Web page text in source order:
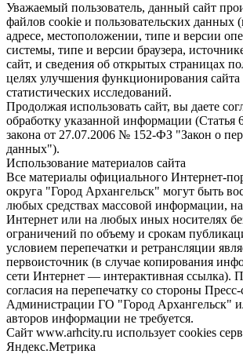
Уважаемый пользователь, данный сайт
файлов cookie и пользовательских
адресе, местоположении, типе и версии
системы, типе и версии браузера,
сайт, и сведения об открытых страницах
целях улучшения функционирования
статистических исследований.
Продолжая использовать сайт, вы даете
обработку указанной информации (Статья
закона от 27.07.2006 № 152-ФЗ "Закон о
данных").
Использование материалов сайта
Все материалы официального Интернет-
округа "Город Архангельск" могут быть
любых средствах массовой информации, на
Интернет или на любых иных носителях
ограничений по объему и срокам
условием перепечатки и ретрансляции
первоисточник (в случае копирования
сети Интернет — интерактивная ссылка).
согласия на перепечатку со стороны
Администрации ГО "Город Архангельск"
авторов информации не требуется.
Сайт www.arhcity.ru использует cookies
Яндекс.Метрика